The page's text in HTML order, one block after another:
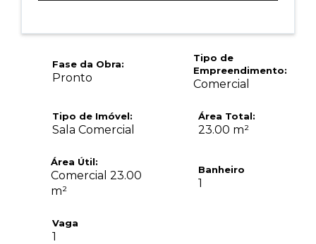
Fase da Obra:
Pronto
Tipo de
Empreendimento:
Comercial
Tipo de Imóvel:
Sala Comercial
Área Total:
23.00 m²
Área Útil:
Comercial 23.00
m²
Banheiro
1
Vaga
1